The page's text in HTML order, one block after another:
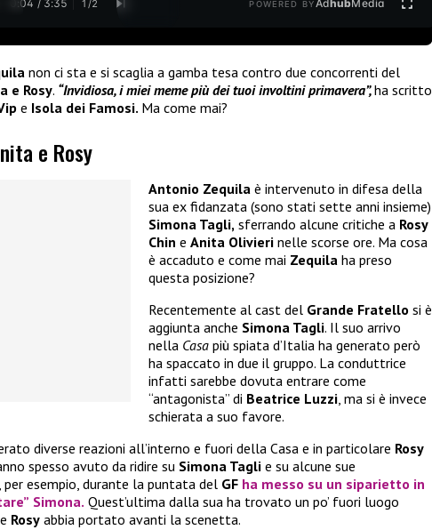
0:05 / 3:35 1 /2 POWERED BYAdhubMedia
non ci sta e si scaglia a gamba tesa contro due concorrenti del
e Rosy. “Invidiosa, i miei meme più dei tuoi involtini primavera”,ha scritto
e Isola dei Famosi. Ma come mai?
e Rosy
Antonio Zequila è intervenuto in difesa della
sua ex fidanzata (sono stati sette anni insieme)
Simona Tagli, sferrando alcune critiche a Rosy
Chin e Anita Olivieri nelle scorse ore. Ma cosa
è accaduto e come mai Zequila ha preso
questa posizione?
Recentemente al cast del Grande Fratello si è
aggiunta anche Simona Tagli. Il suo arrivo
nella Casa più spiata d’Italia ha generato però
ha spaccato in due il gruppo. La conduttrice
infatti sarebbe dovuta entrare come
“antagonista” di Beatrice Luzzi, ma si è invece
schierata a suo favore.
diverse reazioni all’interno e fuori della Casa e in particolare Rosy
spesso avuto da ridire su Simona Tagli e su alcune sue
per esempio, durante la puntata del GF ha messo su un siparietto in
Simona. Quest’ultima dalla sua ha trovato un po’ fuori luogo
Rosy abbia portato avanti la scenetta.